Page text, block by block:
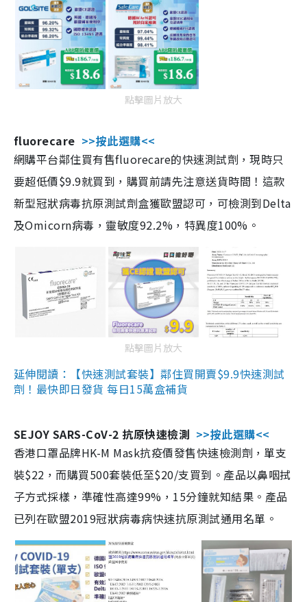
點擊圖片放大
fluorecare >>按此選購<<
網購平台鄰住買有售fluorecare的快速測試劑，現時只
要超低價$9.9就買到，購買前請先注意送貨時間！這款
新型冠狀病毒抗原測試劑盒獲歐盟認可，可檢測到Delta
及Omicorn病毒，靈敏度92.2%，特異度100%。
點擊圖片放大
延伸閱讀：【快速測試套裝】鄰住買開賣$9.9快速測試
劑！最快即日發貨 每日15萬盒補貨
SEJOY SARS-CoV-2 抗原快速檢測 >>按此選購<<
香港口罩品牌HK-M Mask抗疫價發售快速檢測劑，單支
裝$22，而購買500套裝低至$20/支買到。產品以鼻咽拭
子方式採樣，準確性高達99%，15分鐘就知結果。產品
已列在歐盟2019冠狀病毒病快速抗原測試通用名單。